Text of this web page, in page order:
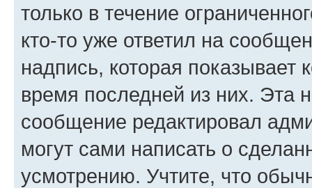
только в течение
кто-то уже ответил на
надпись, которая показывает
время последней из них. Эта
сообщение редактировал
могут сами написать о
усмотрению. Учтите, что